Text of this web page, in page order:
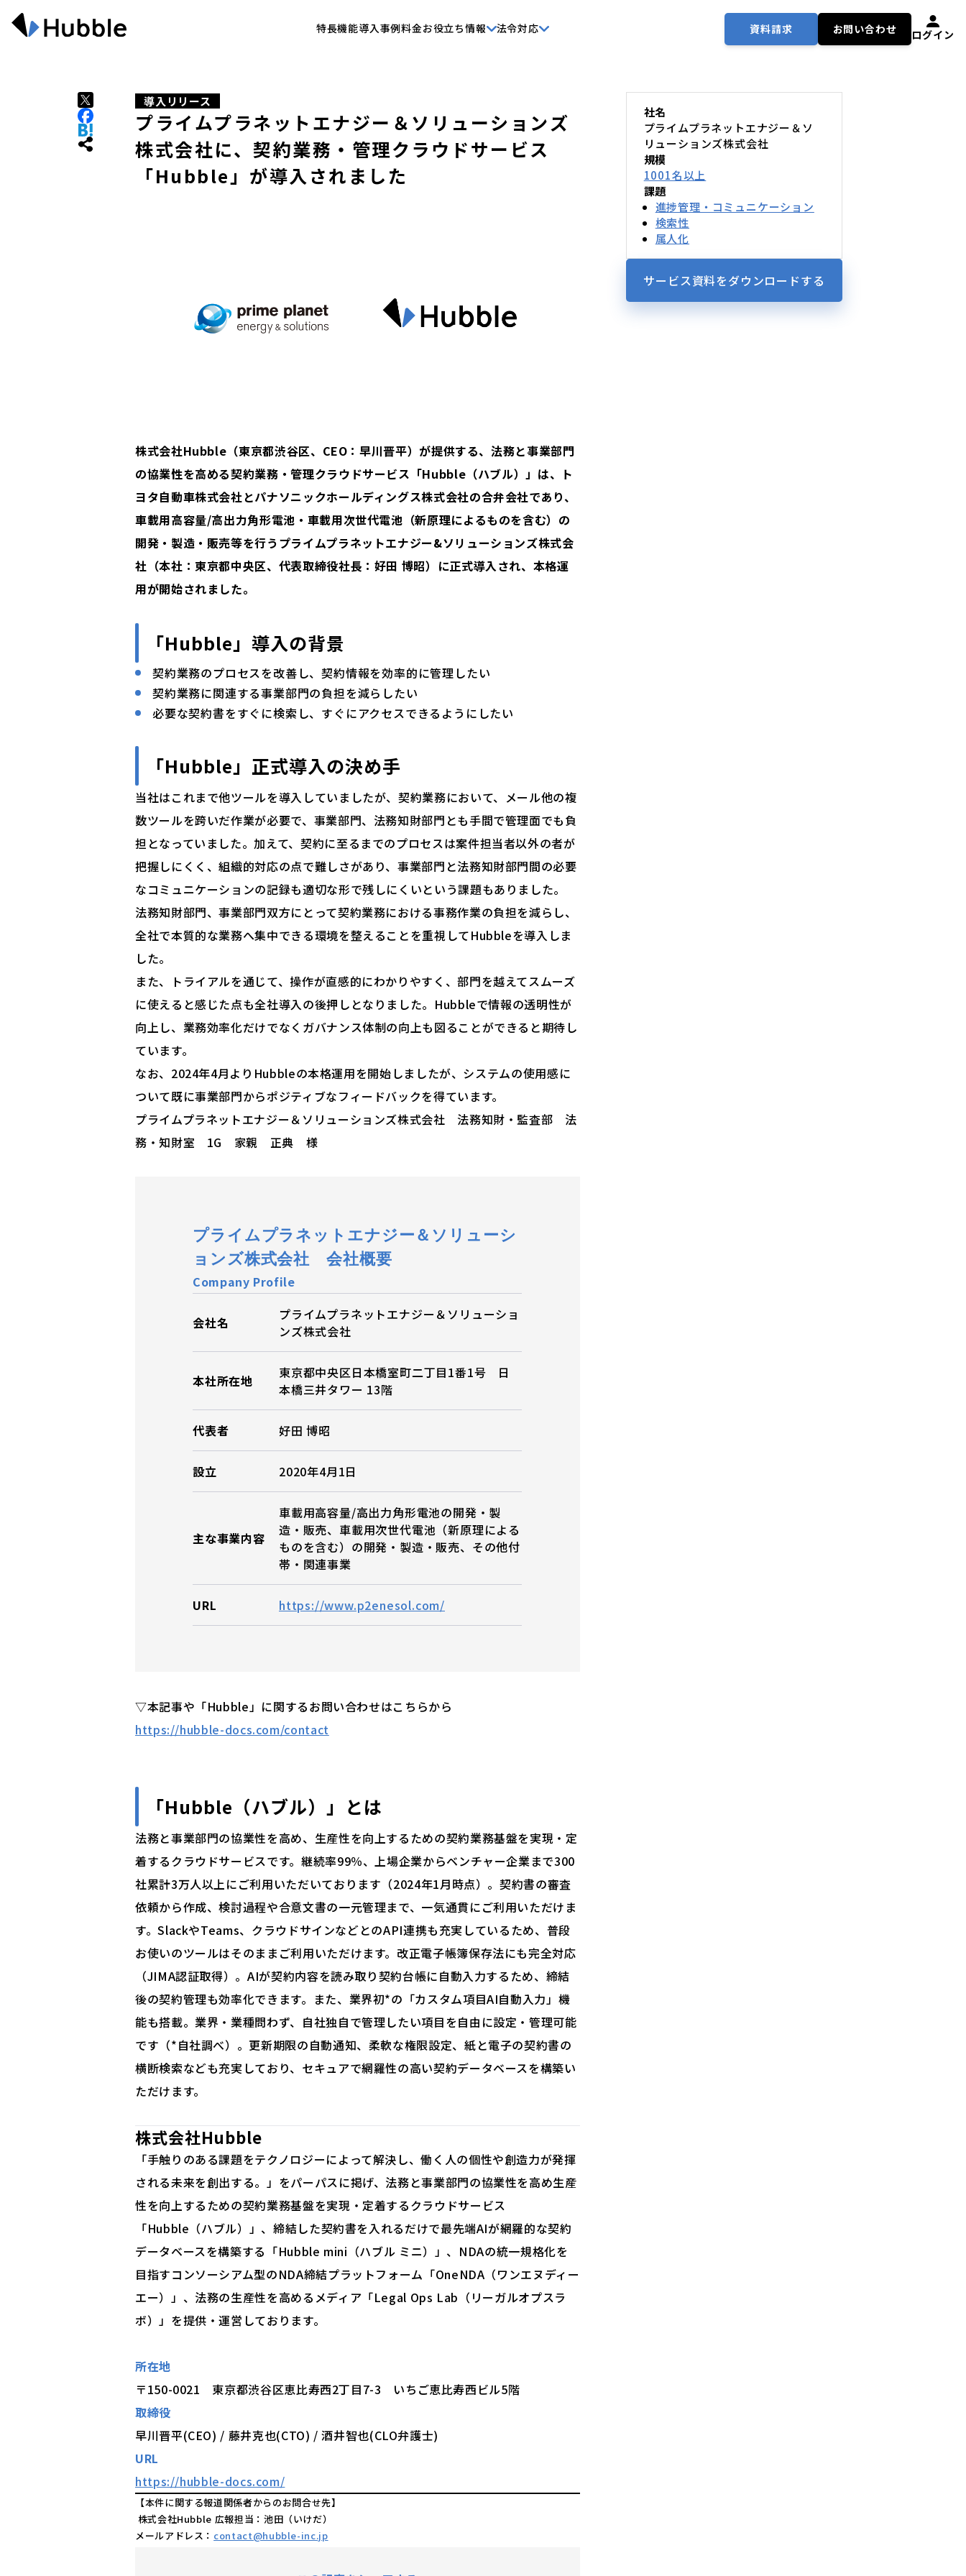
特長機能導入事例料金お役立ち情報 法令対応 資料請求 お問い合わせ ログイン
導入リリース
プライムプラネットエナジー＆ソリューションズ
株式会社に、契約業務・管理クラウドサービス
「Hubble」が導入されました
株式会社Hubble（東京都渋谷区、CEO：早川晋平）が提供する、法務と事業部門
の協業性を高める契約業務・管理クラウドサービス「Hubble（ハブル）」は、ト
ヨタ自動車株式会社とパナソニックホールディングス株式会社の合弁会社であり、
車載用高容量/高出力角形電池・車載用次世代電池（新原理によるものを含む）の
開発・製造・販売等を行うプライムプラネットエナジー&ソリューションズ株式会
社（本社：東京都中央区、代表取締役社長：好田 博昭）に正式導入され、本格運
用が開始されました。
「Hubble」導入の背景
契約業務のプロセスを改善し、契約情報を効率的に管理したい
契約業務に関連する事業部門の負担を減らしたい
必要な契約書をすぐに検索し、すぐにアクセスできるようにしたい
「Hubble」正式導入の決め手
当社はこれまで他ツールを導入していましたが、契約業務において、メール他の複
数ツールを跨いだ作業が必要で、事業部門、法務知財部門とも手間で管理面でも負
担となっていました。加えて、契約に至るまでのプロセスは案件担当者以外の者が
把握しにくく、組織的対応の点で難しさがあり、事業部門と法務知財部門間の必要
なコミュニケーションの記録も適切な形で残しにくいという課題もありました。
法務知財部門、事業部門双方にとって契約業務における事務作業の負担を減らし、
全社で本質的な業務へ集中できる環境を整えることを重視してHubbleを導入しま
した。
また、トライアルを通じて、操作が直感的にわかりやすく、部門を越えてスムーズ
に使えると感じた点も全社導入の後押しとなりました。Hubbleで情報の透明性が
向上し、業務効率化だけでなくガバナンス体制の向上も図ることができると期待し
ています。
なお、2024年4月よりHubbleの本格運用を開始しましたが、システムの使用感に
ついて既に事業部門からポジティブなフィードバックを得ています。
プライムプラネットエナジー＆ソリューションズ株式会社 法務知財・監査部 法
務・知財室 1G 家親 正典 様
プライムプラネットエナジー＆ソリューシ
ョンズ株式会社 会社概要
Company Profile
会社名
プライムプラネットエナジー＆ソリューショ
ンズ株式会社
本社所在地
東京都中央区日本橋室町二丁目1番1号 日
本橋三井タワー 13階
代表者 好田 博昭
設立 2020年4月1日
主な事業内容
車載用高容量/高出力角形電池の開発・製
造・販売、車載用次世代電池（新原理による
ものを含む）の開発・製造・販売、その他付
帯・関連事業
URL https://www.p2enesol.com/
▽本記事や「Hubble」に関するお問い合わせはこちらから
https://hubble-docs.com/contact
「Hubble（ハブル）」とは
法務と事業部門の協業性を高め、生産性を向上するための契約業務基盤を実現・定
着するクラウドサービスです。継続率99％、上場企業からベンチャー企業まで300
社累計3万人以上にご利用いただいております（2024年1月時点）。契約書の審査
依頼から作成、検討過程や合意文書の一元管理まで、一気通貫にご利用いただけま
す。SlackやTeams、クラウドサインなどとのAPI連携も充実しているため、普段
お使いのツールはそのままご利用いただけます。改正電子帳簿保存法にも完全対応
（JIMA認証取得）。AIが契約内容を読み取り契約台帳に自動入力するため、締結
後の契約管理も効率化できます。また、業界初*の「カスタム項目AI自動入力」機
能も搭載。業界・業種問わず、自社独自で管理したい項目を自由に設定・管理可能
です（*自社調べ）。更新期限の自動通知、柔軟な権限設定、紙と電子の契約書の
横断検索なども充実しており、セキュアで網羅性の高い契約データベースを構築い
ただけます。
株式会社Hubble
「手触りのある課題をテクノロジーによって解決し、働く人の個性や創造力が発揮
される未来を創出する。」をパーパスに掲げ、法務と事業部門の協業性を高め生産
性を向上するための契約業務基盤を実現・定着するクラウドサービス
「Hubble（ハブル）」、締結した契約書を入れるだけで最先端AIが網羅的な契約
データベースを構築する「Hubble mini（ハブル ミニ）」、NDAの統一規格化を
目指すコンソーシアム型のNDA締結プラットフォーム「OneNDA（ワンエヌディー
エー）」、法務の生産性を高めるメディア「Legal Ops Lab（リーガルオプスラ
ボ）」を提供・運営しております。
所在地
〒150-0021 東京都渋谷区恵比寿西2丁目7-3 いちご恵比寿西ビル5階
取締役
早川晋平(CEO) / 藤井克也(CTO) / 酒井智也(CLO弁護士)
URL
https://hubble-docs.com/
【本件に関する報道関係者からのお問合せ先】
株式会社Hubble 広報担当：池田（いけだ）
メールアドレス： contact@hubble-inc.jp
社名
プライムプラネットエナジー＆ソ
リューションズ株式会社
規模
1001名以上
課題
進捗管理・コミュニケーション
検索性
属人化
サービス資料をダウンロードする